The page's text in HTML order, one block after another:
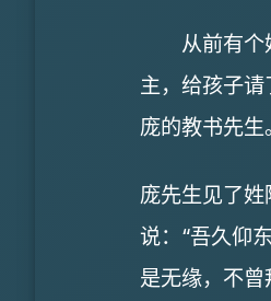
从前有个
主，给孩子
庞的教书先生
庞先生见了姓
说：“吾久仰
是无缘，不曾